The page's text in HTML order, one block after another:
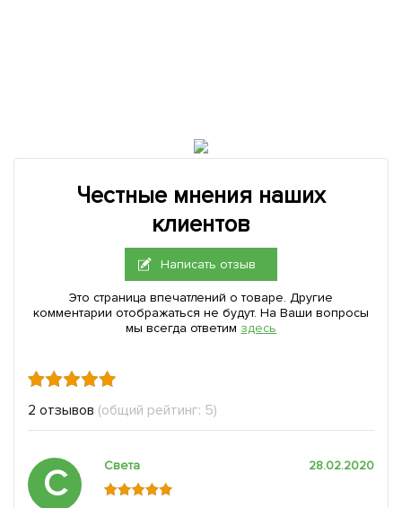
Честные мнения наших
клиентов
Написать отзыв
Это страница впечатлений о товаре. Другие
комментарии отображаться не будут. На Ваши вопросы
мы всегда ответим здесь
2 отзывов (общий рейтинг: 5)
С Света 28.02.2020